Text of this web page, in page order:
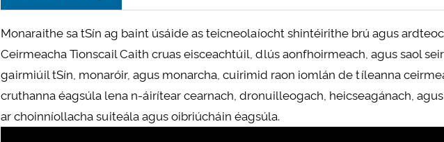
Monaraithe sa tSín ag baint úsáide as teicneolaíocht shintéirithe brú agus
Ceirmeacha Tionscail Caith cruas eisceachtúil, dlús aonfhoirmeach, agus saol
gairmiúil tSín, monaróir, agus monarcha, cuirimid raon iomlán de tíleanna
cruthanna éagsúla lena n-áirítear cearnach, dronuilleogach, heicseagánach,
ar choinníollacha suiteála agus oibriúcháin éagsúla.